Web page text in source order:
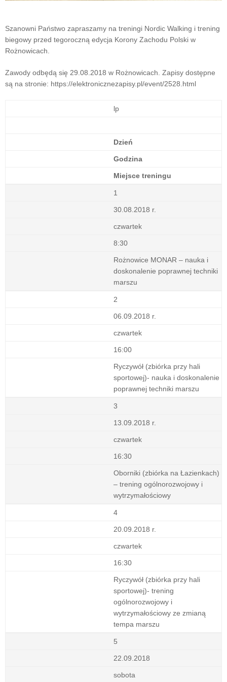
Szanowni Państwo zapraszamy na treningi Nordic Walking i trening
biegowy przed tegoroczną edycja Korony Zachodu Polski w
Rożnowicach.
Zawody odbędą się 29.08.2018 w Rożnowicach. Zapisy dostępne
są na stronie: https://elektronicznezapisy.pl/event/2528.html
lp
Dzień
Godzina
Miejsce treningu
1
30.08.2018 r.
czwartek
8:30
Rożnowice MONAR – nauka i
doskonalenie poprawnej techniki
marszu
2
06.09.2018 r.
czwartek
16:00
Ryczywół (zbiórka przy hali
sportowej)- nauka i doskonalenie
poprawnej techniki marszu
3
13.09.2018 r.
czwartek
16:30
Oborniki (zbiórka na Łazienkach)
– trening ogólnorozwojowy i
wytrzymałościowy
4
20.09.2018 r.
czwartek
16:30
Ryczywół (zbiórka przy hali
sportowej)- trening
ogólnorozwojowy i
wytrzymałościowy ze zmianą
tempa marszu
5
22.09.2018
sobota